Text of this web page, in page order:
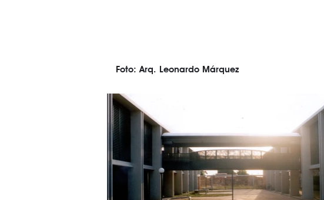
Foto: Arq. Leonardo Márquez